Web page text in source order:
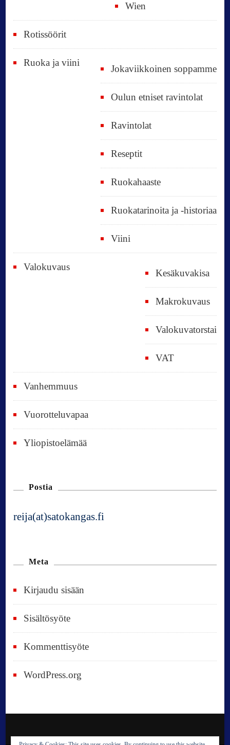
Wien
Rotissöörit
Ruoka ja viini
Jokaviikkoinen soppamme
Oulun etniset ravintolat
Ravintolat
Reseptit
Ruokahaaste
Ruokatarinoita ja -historiaa
Viini
Valokuvaus
Kesäkuvakisa
Makrokuvaus
Valokuvatorstai
VAT
Vanhemmuus
Vuorotteluvapaa
Yliopistoelämää
Postia
reija(at)satokangas.fi
Meta
Kirjaudu sisään
Sisältösyöte
Kommenttisyöte
WordPress.org